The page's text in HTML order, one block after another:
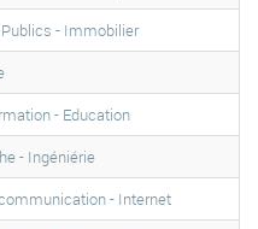
- Immobilier
- Education
- Ingéniérie
- Internet